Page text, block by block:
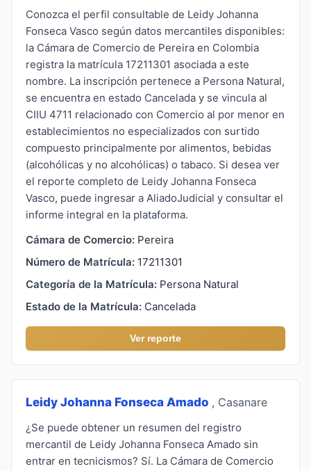
Conozca el perfil consultable de Leidy Johanna
Fonseca Vasco según datos mercantiles disponibles:
la Cámara de Comercio de Pereira en Colombia
registra la matrícula 17211301 asociada a este
nombre. La inscripción pertenece a Persona Natural,
se encuentra en estado Cancelada y se vincula al
CIIU 4711 relacionado con Comercio al por menor en
establecimientos no especializados con surtido
compuesto principalmente por alimentos, bebidas
(alcohólicas y no alcohólicas) o tabaco. Si desea ver
el reporte completo de Leidy Johanna Fonseca
Vasco, puede ingresar a AliadoJudicial y consultar el
informe integral en la plataforma.
Cámara de Comercio: Pereira
Número de Matrícula: 17211301
Categoría de la Matrícula: Persona Natural
Estado de la Matrícula: Cancelada
Ver reporte
Leidy Johanna Fonseca Amado , Casanare
¿Se puede obtener un resumen del registro
mercantil de Leidy Johanna Fonseca Amado sin
entrar en tecnicismos? Sí. La Cámara de Comercio